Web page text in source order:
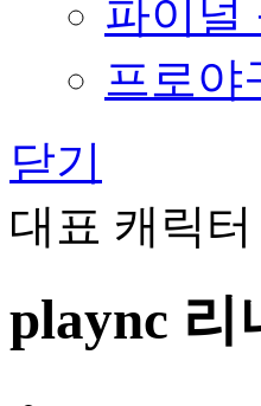
파이널
프로야
닫기
대표 캐릭터
plaync 리